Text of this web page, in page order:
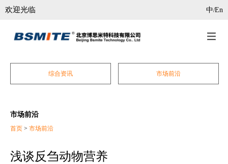
欢迎光临 中/En
综合资讯 市场前沿
市场前沿
首页 > 市场前沿
浅谈反刍动物营养